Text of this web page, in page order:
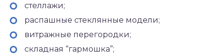
стеллажи;
распашные стеклянные модели;
витражные перегородки;
складная “гармошка”;